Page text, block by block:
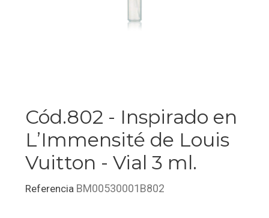
Cód.802 - Inspirado en
L’Immensité de Louis
Vuitton - Vial 3 ml.
Referencia BM00530001B802